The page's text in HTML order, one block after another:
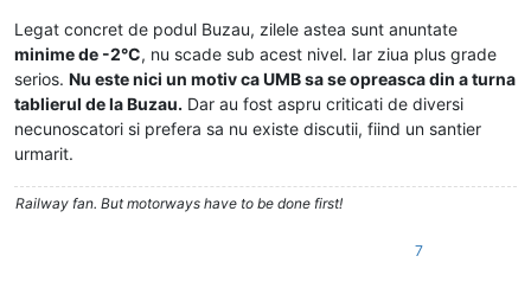
Legat concret de podul Buzau, zilele astea sunt anuntate
minime de -2°C, nu scade sub acest nivel. Iar ziua plus grade
serios. Nu este nici un motiv ca UMB sa se opreasca din a turna
tablierul de la Buzau. Dar au fost aspru criticati de diversi
necunoscatori si prefera sa nu existe discutii, fiind un santier
urmarit.
Railway fan. But motorways have to be done first!
7